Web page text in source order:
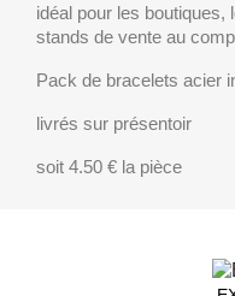
idéal pour les
stands de vente au
Pack de bracelets acier
livrés sur présentoir
soit 4.50 € la pièce